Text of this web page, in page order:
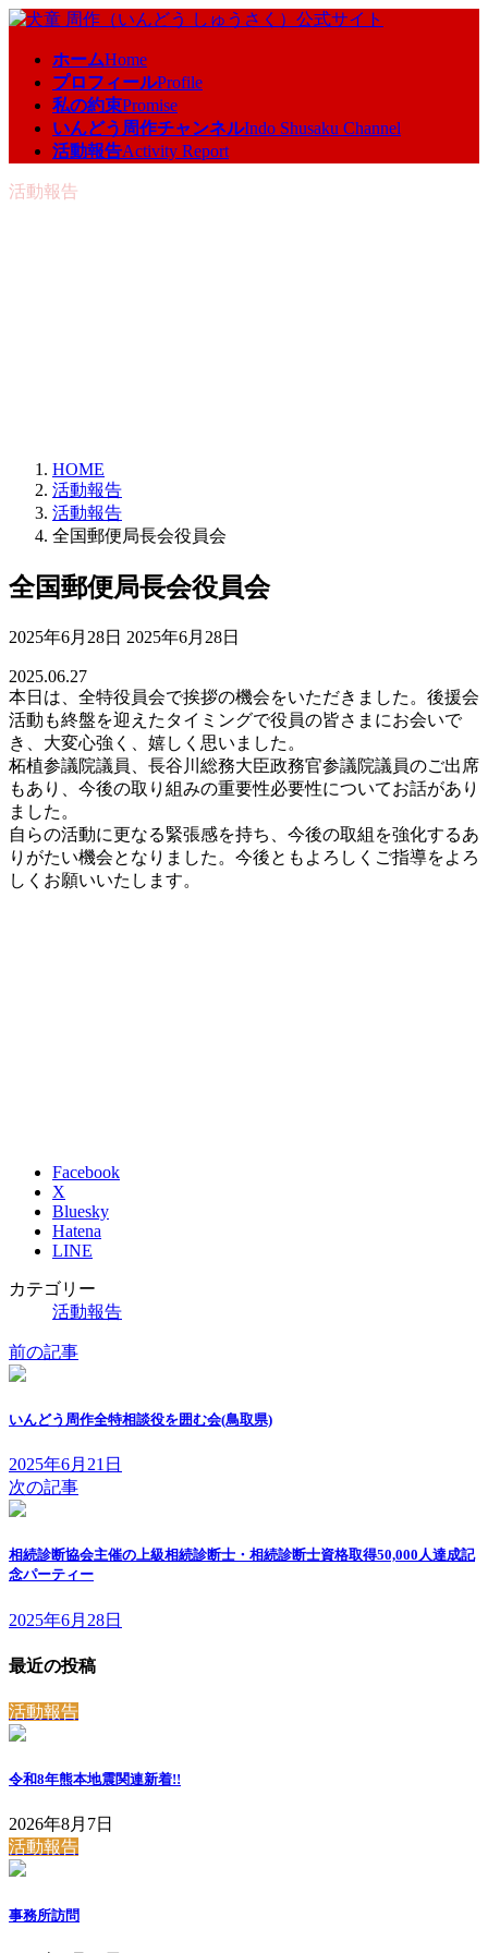
コ
ッ
ナ
移
ホームHome
プロフィールProfile
私の約束Promise
いんどう周作チャンネルIndo Shusaku Channel
活動報告Activity Report
活動報告
HOME
活動報告
活動報告
全国郵便局長会役員会
全国郵便局長会役員会
2025年6月28日 最
新
日
時
:
2025年6月28日
2025.06.27
本日は、全特役員会で挨拶の機会をいただきました。後援会
活動も終盤を迎えたタイミングで役員の皆さまにお会いで
き、大変心強く、嬉しく思いました。
柘植参議院議員、長谷川総務大臣政務官参議院議員のご出席
もあり、今後の取り組みの重要性必要性についてお話があり
ました。
自らの活動に更なる緊張感を持ち、今後の取組を強化するあ
りがたい機会となりました。今後ともよろしくご指導をよろ
しくお願いいたします。
Facebook
X
Bluesky
Hatena
LINE
カテゴリー
活動報告
前の記事
いんどう周作全特相談役を囲む会(鳥取県)
2025年6月21日
次の記事
相続診断協会主催の上級相続診断士・相続診断士資格取得50,000人達成記
念パーティー
2025年6月28日
最近の投稿
活動報告
令和8年熊本地震関連新着!!
2026年8月7日
活動報告
事務所訪問